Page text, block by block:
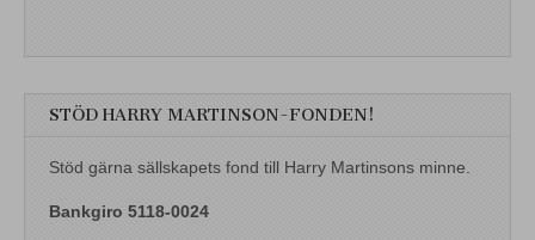
STÖD HARRY MARTINSON-FONDEN!
Stöd gärna sällskapets fond till Harry Martinsons minne.
Bankgiro 5118-0024